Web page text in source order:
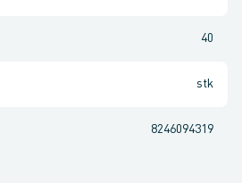
40
stk
8246094319